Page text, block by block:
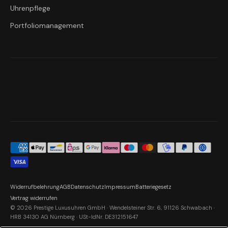
Uhrenpflege
Portfoliomanagement
© 2026 Prestige Luxusuhren GmbH · Wendelsteiner Str. 6, 91126 Schwabach ·
HRB 34130 AG Nürnberg · USt-IdNr. DE312151647
WiderrufbelehrungAGBDatenschutzImpressumBatteriegesetz
Vertrag widerrufen